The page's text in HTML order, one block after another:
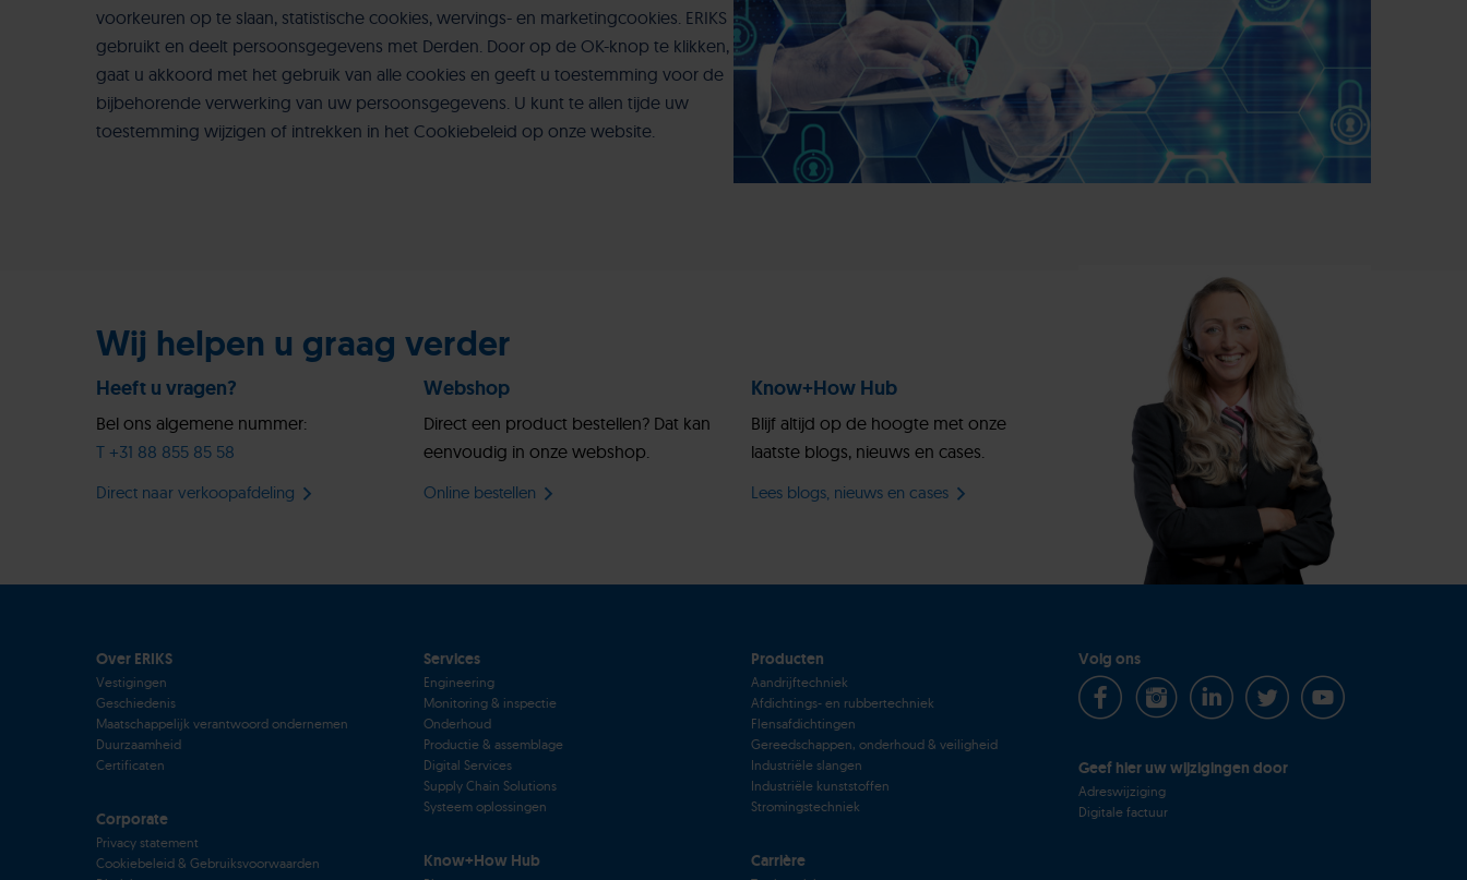
voorkeuren op te slaan, statistische cookies, wervings- en marketingcookies. ERIKS
gebruikt en deelt persoonsgegevens met Derden. Door op de OK-knop te klikken,
gaat u akkoord met het gebruik van alle cookies en geeft u toestemming voor de
bijbehorende verwerking van uw persoonsgegevens. U kunt te allen tijde uw
toestemming wijzigen of intrekken in het Cookiebeleid op onze website.
Wij helpen u graag verder
Heeft u vragen?
Bel ons algemene nummer:
T +31 88 855 85 58
Direct naar verkoopafdeling
Webshop
Direct een product bestellen? Dat kan
eenvoudig in onze webshop.
Online bestellen
Know+How Hub
Blijf altijd op de hoogte met onze
laatste blogs, nieuws en cases.
Lees blogs, nieuws en cases
Over ERIKS
Vestigingen
Geschiedenis
Maatschappelijk verantwoord ondernemen
Duurzaamheid
Certificaten
Corporate
Privacy statement
Cookiebeleid & Gebruiksvoorwaarden
Services
Engineering
Monitoring & inspectie
Onderhoud
Productie & assemblage
Digital Services
Supply Chain Solutions
Systeem oplossingen
Know+How Hub
Producten
Aandrijftechniek
Afdichtings- en rubbertechniek
Flensafdichtingen
Gereedschappen, onderhoud & veiligheid
Industriële slangen
Industriële kunststoffen
Stromingstechniek
Carrière
Volg ons
Geef hier uw wijzigingen door
Adreswijziging
Digitale factuur